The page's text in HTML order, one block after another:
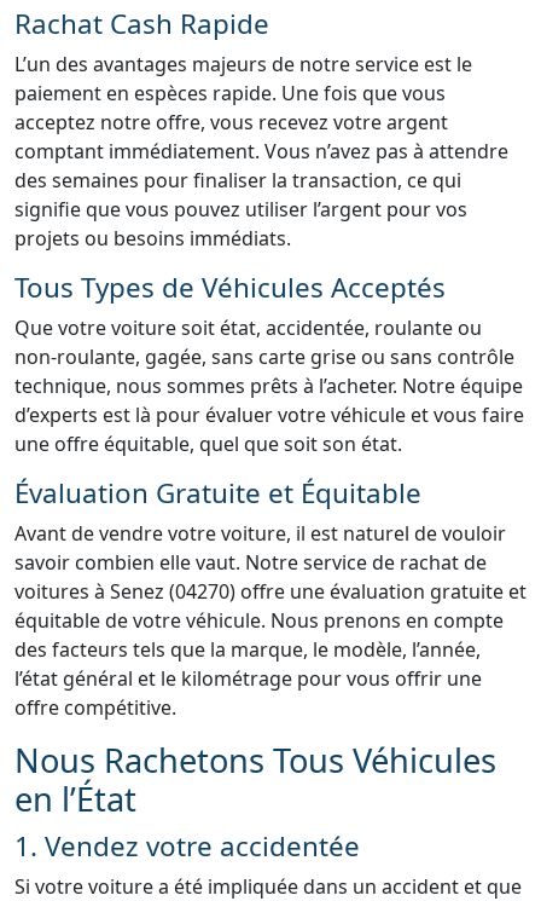
Rachat Cash Rapide
L’un des avantages majeurs de notre service est le
paiement en espèces rapide. Une fois que vous
acceptez notre offre, vous recevez votre argent
comptant immédiatement. Vous n’avez pas à attendre
des semaines pour finaliser la transaction, ce qui
signifie que vous pouvez utiliser l’argent pour vos
projets ou besoins immédiats.
Tous Types de Véhicules Acceptés
Que votre voiture soit état, accidentée, roulante ou
non-roulante, gagée, sans carte grise ou sans contrôle
technique, nous sommes prêts à l’acheter. Notre équipe
d’experts est là pour évaluer votre véhicule et vous faire
une offre équitable, quel que soit son état.
Évaluation Gratuite et Équitable
Avant de vendre votre voiture, il est naturel de vouloir
savoir combien elle vaut. Notre service de rachat de
voitures à Senez (04270) offre une évaluation gratuite et
équitable de votre véhicule. Nous prenons en compte
des facteurs tels que la marque, le modèle, l’année,
l’état général et le kilométrage pour vous offrir une
offre compétitive.
Nous Rachetons Tous Véhicules
en l’État
1. Vendez votre accidentée
Si votre voiture a été impliquée dans un accident et que